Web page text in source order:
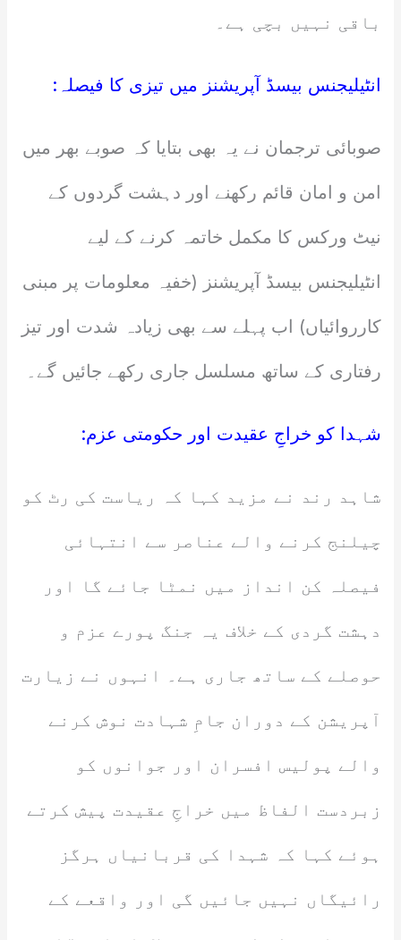
باقی نہیں بچی ہے۔
انٹیلیجنس بیسڈ آپریشنز میں تیزی کا فیصلہ:
صوبائی ترجمان نے یہ بھی بتایا کہ صوبے بھر میں
امن و امان قائم رکھنے اور دہشت گردوں کے
نیٹ ورکس کا مکمل خاتمہ کرنے کے لیے
انٹیلیجنس بیسڈ آپریشنز (خفیہ معلومات پر مبنی
کارروائیاں) اب پہلے سے بھی زیادہ شدت اور تیز
رفتاری کے ساتھ مسلسل جاری رکھے جائیں گے۔
شہدا کو خراجِ عقیدت اور حکومتی عزم:
شاہد رند نے مزید کہا کہ ریاست کی رٹ کو
چیلنج کرنے والے عناصر سے انتہائی
فیصلہ کن انداز میں نمٹا جائے گا اور
دہشت گردی کے خلاف یہ جنگ پورے عزم و
حوصلے کے ساتھ جاری ہے۔ انہوں نے زیارت
آپریشن کے دوران جامِ شہادت نوش کرنے
والے پولیس افسران اور جوانوں کو
زبردست الفاظ میں خراجِ عقیدت پیش کرتے
ہوئے کہا کہ شہدا کی قربانیاں ہرگز
رائیگاں نہیں جائیں گی اور واقعے کے